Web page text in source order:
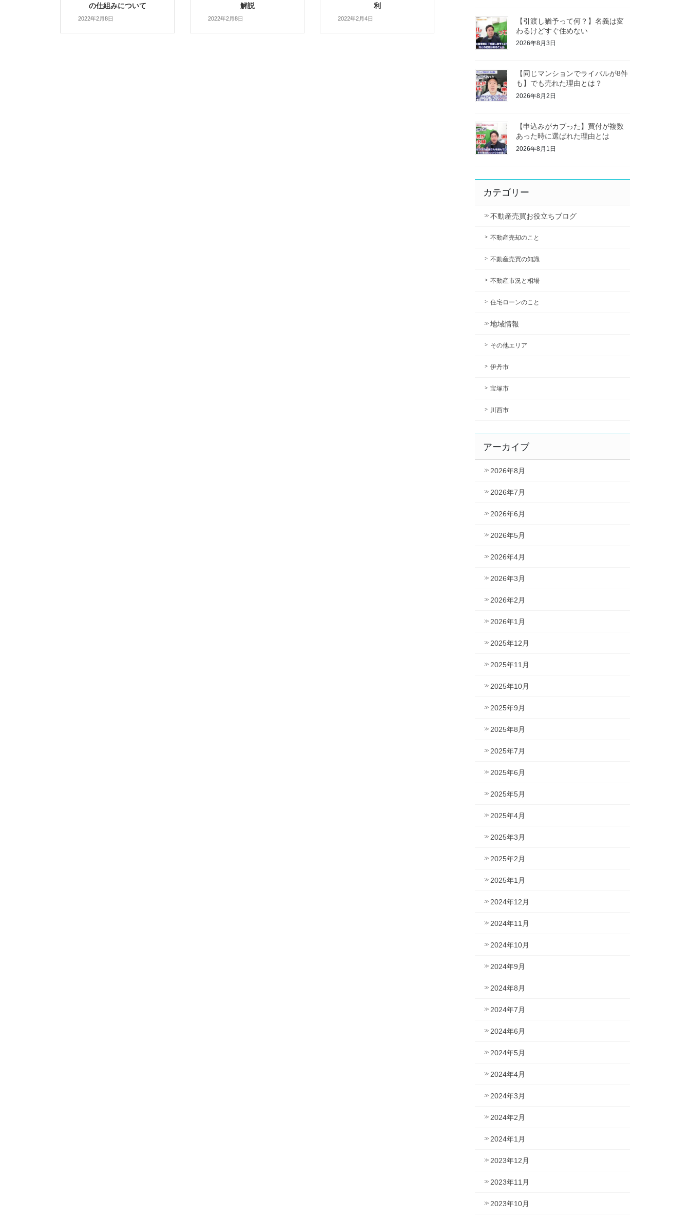
の仕組みについて
2022年2月8日
解説
2022年2月8日
利
2022年2月4日
【引渡し猶予って何？】名義は変
わるけどすぐ住めない
2026年8月3日
【同じマンションでライバルが8件
も】でも売れた理由とは？
2026年8月2日
【申込みがカブった】買付が複数
あった時に選ばれた理由とは
2026年8月1日
カテゴリー
不動産売買お役立ちブログ
不動産売却のこと
不動産売買の知識
不動産市況と相場
住宅ローンのこと
地域情報
その他エリア
伊丹市
宝塚市
川西市
アーカイブ
2026年8月
2026年7月
2026年6月
2026年5月
2026年4月
2026年3月
2026年2月
2026年1月
2025年12月
2025年11月
2025年10月
2025年9月
2025年8月
2025年7月
2025年6月
2025年5月
2025年4月
2025年3月
2025年2月
2025年1月
2024年12月
2024年11月
2024年10月
2024年9月
2024年8月
2024年7月
2024年6月
2024年5月
2024年4月
2024年3月
2024年2月
2024年1月
2023年12月
2023年11月
2023年10月